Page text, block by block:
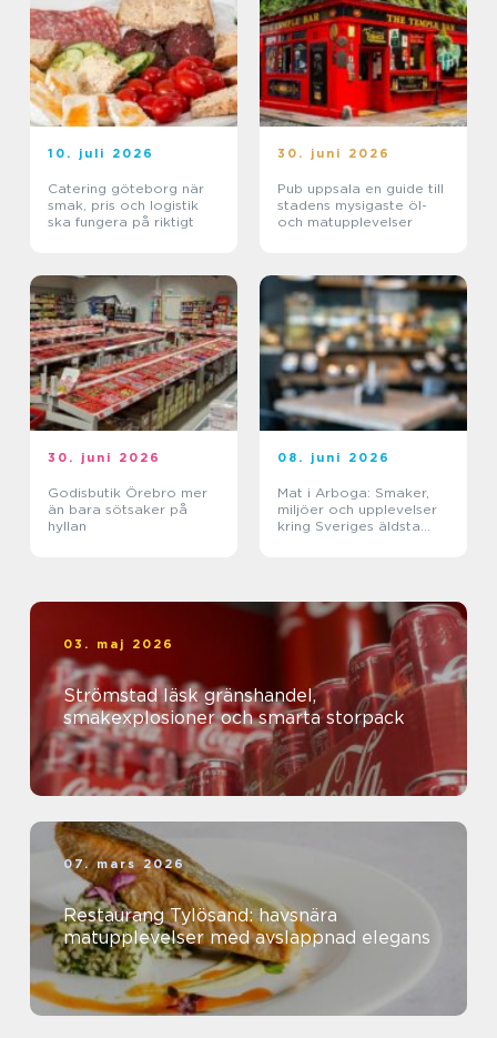
10. juli 2026
Catering göteborg när
smak, pris och logistik
ska fungera på riktigt
30. juni 2026
Pub uppsala en guide till
stadens mysigaste öl-
och matupplevelser
30. juni 2026
Godisbutik Örebro mer
än bara sötsaker på
hyllan
08. juni 2026
Mat i Arboga: Smaker,
miljöer och upplevelser
kring Sveriges äldsta
03. maj 2026
Strömstad läsk gränshandel,
smakexplosioner och smarta storpack
07. mars 2026
Restaurang Tylösand: havsnära
matupplevelser med avslappnad elegans